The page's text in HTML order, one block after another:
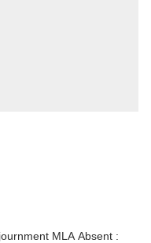
MLA Absent :